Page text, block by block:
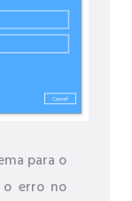
para o
erro no